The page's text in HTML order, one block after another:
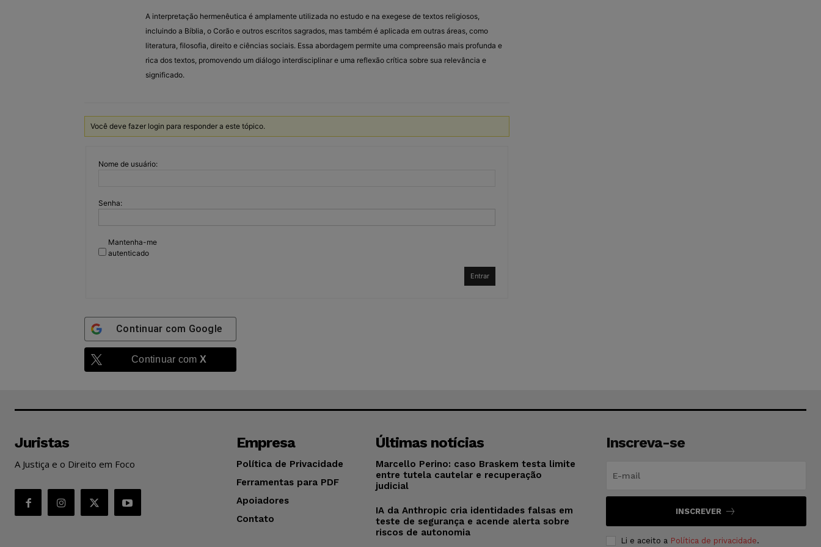
A interpretação hermenêutica é amplamente utilizada no estudo e na exegese de textos religiosos,
incluindo a Bíblia, o Corão e outros escritos sagrados, mas também é aplicada em outras áreas, como
literatura, filosofia, direito e ciências sociais. Essa abordagem permite uma compreensão mais profunda e
rica dos textos, promovendo um diálogo interdisciplinar e uma reflexão crítica sobre sua relevância e
significado.
Você deve fazer login para responder a este tópico.
Nome de usuário:
Senha:
Mantenha-me
autenticado
Entrar
Continuar com Google
Continuar com X
Juristas
A Justiça e o Direito em Foco
Empresa
Política de Privacidade
Ferramentas para PDF
Apoiadores
Contato
Últimas notícias
Marcello Perino: caso Braskem testa limite
entre tutela cautelar e recuperação
judicial
IA da Anthropic cria identidades falsas em
teste de segurança e acende alerta sobre
riscos de autonomia
Inscreva-se
INSCREVER
Li e aceito a Política de privacidade.